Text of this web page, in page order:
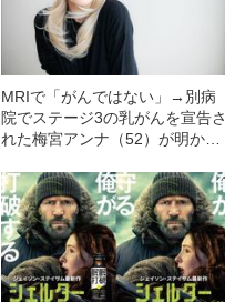
MRIで「がんではない」→別病
院でステージ3の乳がんを宣告さ
れた梅宮アンナ（52）が明か
っては人が死にますよって…」